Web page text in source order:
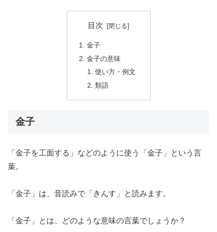
目次
金子
金子の意味
使い方・例文
類語
金子
「金子を工面する」などのように使う「金子」という言
葉。
「金子」は、音読みで「きんす」と読みます。
「金子」とは、どのような意味の言葉でしょうか？